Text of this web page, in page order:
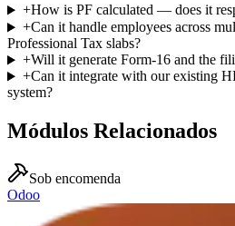
+How is PF calculated — does it
+Can it handle employees across
Professional Tax slabs?
+Will it generate Form-16 and the
+Can it integrate with our existing
system?
Módulos Relacionados
Sob encomenda
Odoo